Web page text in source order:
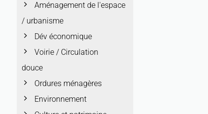
Aménagement de l'espace
/ urbanisme
Dév économique
Voirie / Circulation
douce
Ordures ménagères
Environnement